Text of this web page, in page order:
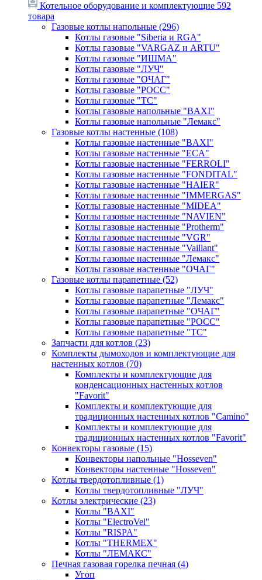
Котельное оборудование и комплектующие 592
товара
Газовые котлы напольные (296)
Котлы газовые "Siberia и RGA"
Котлы газовые "VARGAZ и ARTU"
Котлы газовые "ИШМА"
Котлы газовые "ЛУЧ"
Котлы газовые "ОЧАГ"
Котлы газовые "РОСС"
Котлы газовые "ТС"
Котлы газовые напольные "BAXI"
Котлы газовые напольные "Лемакс"
Газовые котлы настенные (108)
Котлы газовые настенные "BAXI"
Котлы газовые настенные "ECA"
Котлы газовые настенные "FERROLI"
Котлы газовые настенные "FONDITAL"
Котлы газовые настенные "HAIER"
Котлы газовые настенные "IMMERGAS"
Котлы газовые настенные "MIDEA"
Котлы газовые настенные "NAVIEN"
Котлы газовые настенные "Protherm"
Котлы газовые настенные "VGR"
Котлы газовые настенные "Vaillant"
Котлы газовые настенные "Лемакс"
Котлы газовые настенные "ОЧАГ"
Газовые котлы парапетные (52)
Котлы газовые парапетные "ЛУЧ"
Котлы газовые парапетные "Лемакс"
Котлы газовые парапетные "ОЧАГ"
Котлы газовые парапетные "РОСС"
Котлы газовые парапетные "ТС"
Запчасти для котлов (23)
Комплекты дымоходов и комплектующие для
настенных котлов (70)
Комплекты и комплектующие для
конденсационных настенных котлов
"Favorit"
Комплекты и комплектующие для
традиционных настенных котлов "Camino"
Комплекты и комплектующие для
традиционных настенных котлов "Favorit"
Конвекторы газовые (15)
Конвекторы напольные "Hosseven"
Конвекторы настенные "Hosseven"
Котлы твердотопливные (1)
Котлы твердотопливные "ЛУЧ"
Котлы электрические (23)
Котлы "BAXI"
Котлы "ElectroVel"
Котлы "RISPA"
Котлы "THERMEX"
Котлы "ЛЕМАКС"
Печная газовая горелка печная (4)
Угоп